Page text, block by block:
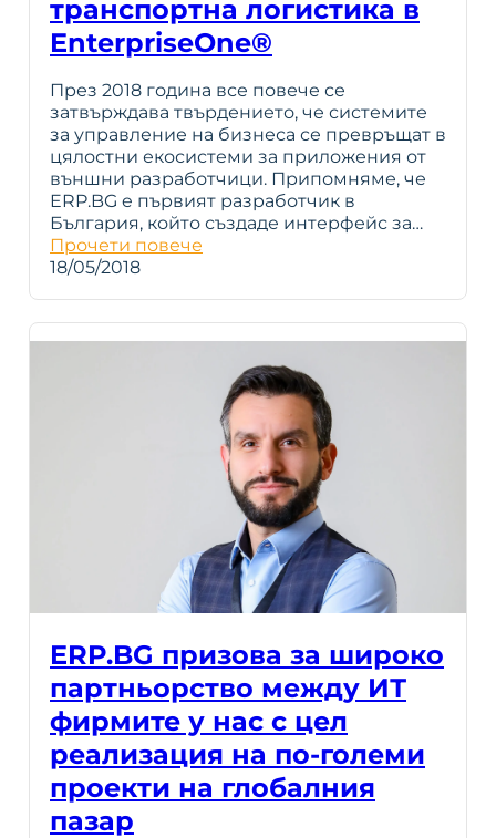
транспортна логистика в
EnterpriseOne®
През 2018 година все повече се
затвърждава твърдението, че системите
за управление на бизнеса се превръщат в
цялостни екосистеми за приложения от
външни разработчици. Припомняме, че
ERP.BG e първият разработчик в
България, който създаде интерфейс за…
Прочети повече
18/05/2018
ERP.BG призова за широко
партньорство между ИТ
фирмите у нас с цел
реализация на по-големи
проекти на глобалния
пазар